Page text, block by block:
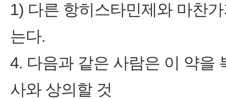
1) 다른 항히스타민제와 마찬
는다.
4. 다음과 같은 사람은 이 약을
사와 상의할 것